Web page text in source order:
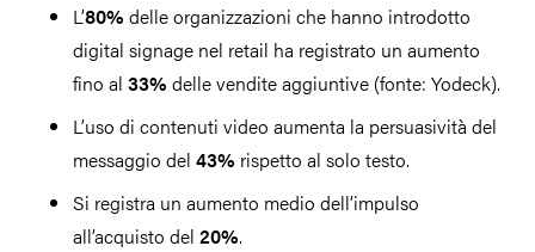
L’80% delle organizzazioni che hanno introdotto
digital signage nel retail ha registrato un aumento
fino al 33% delle vendite aggiuntive (fonte: Yodeck).
L’uso di contenuti video aumenta la persuasività del
messaggio del 43% rispetto al solo testo.
Si registra un aumento medio dell’impulso
all’acquisto del 20%.